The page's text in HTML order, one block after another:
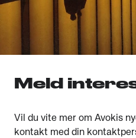
Meld
Vil du vite mer om Avokis
kontakt med din